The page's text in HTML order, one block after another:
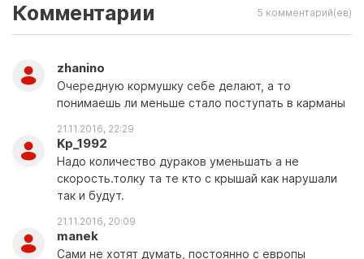
Комментарии 5 комментарий(ев)
zhanino
Очередную кормушку себе делают, а то
понимаешь ли меньше стало поступать в карманы
21.11.2016, 22:29
Kp_1992
Надо количество дураков уменьшать а не
скорость.толку та те кто с крышай как нарушали
так и будут.
21.11.2016, 20:09
manek
Сами не хотят думать, постоянно с европы